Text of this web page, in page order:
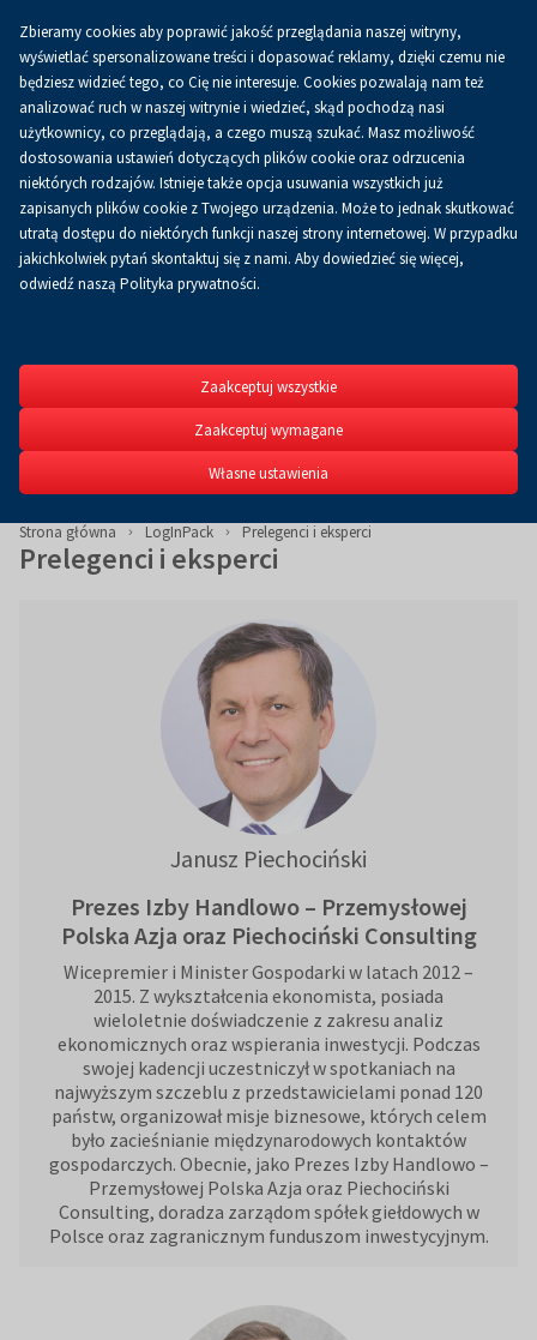
0.00 złKoszykPL
logistycznej i opakowań
Strona główna LogInPack Prelegenci i eksperci
Prelegenci i eksperci
Janusz Piechociński
Prezes Izby Handlowo – Przemysłowej
Polska Azja oraz Piechociński Consulting
Wicepremier i Minister Gospodarki w latach 2012 –
2015. Z wykształcenia ekonomista, posiada
wieloletnie doświadczenie z zakresu analiz
ekonomicznych oraz wspierania inwestycji. Podczas
swojej kadencji uczestniczył w spotkaniach na
najwyższym szczeblu z przedstawicielami ponad 120
państw, organizował misje biznesowe, których celem
było zacieśnianie międzynarodowych kontaktów
gospodarczych. Obecnie, jako Prezes Izby Handlowo –
Przemysłowej Polska Azja oraz Piechociński
Consulting, doradza zarządom spółek giełdowych w
Polsce oraz zagranicznym funduszom inwestycyjnym.
Zbieramy cookies aby poprawić jakość przeglądania naszej witryny,
wyświetlać spersonalizowane treści i dopasować reklamy, dzięki czemu nie
będziesz widzieć tego, co Cię nie interesuje. Cookies pozwalają nam też
analizować ruch w naszej witrynie i wiedzieć, skąd pochodzą nasi
użytkownicy, co przeglądają, a czego muszą szukać. Masz możliwość
dostosowania ustawień dotyczących plików cookie oraz odrzucenia
niektórych rodzajów. Istnieje także opcja usuwania wszystkich już
zapisanych plików cookie z Twojego urządzenia. Może to jednak skutkować
utratą dostępu do niektórych funkcji naszej strony internetowej. W przypadku
jakichkolwiek pytań skontaktuj się z nami. Aby dowiedzieć się więcej,
odwiedź naszą Polityka prywatności.
Zaakceptuj wszystkie
Zaakceptuj wymagane
Własne ustawienia